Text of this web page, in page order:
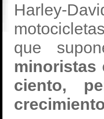
Harley-
que
minoristas
ciento,